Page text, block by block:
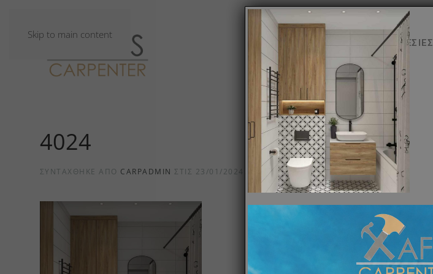
Skip to main content
ΥΠΗΡΕΣΊΕΣ
4024
ΣΥΝΤΆΧΘΗΚΕ ΑΠΌ CARPADMIN ΣΤΙΣ 23/01/2024